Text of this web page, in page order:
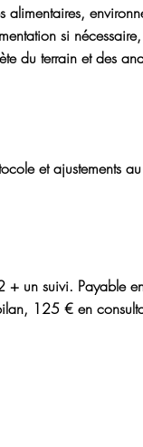
alimentaires,
si
du terrain et des
et ajustements au
+ un suivi. Payable
125 € en